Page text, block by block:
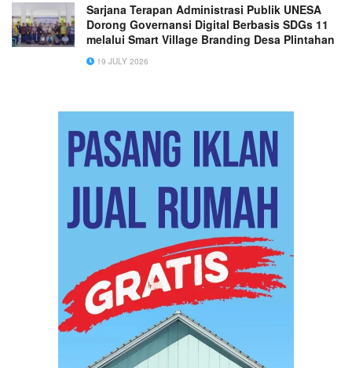
Sarjana Terapan Administrasi Publik UNESA
Dorong Governansi Digital Berbasis SDGs 11
melalui Smart Village Branding Desa Plintahan
19 JULY 2026